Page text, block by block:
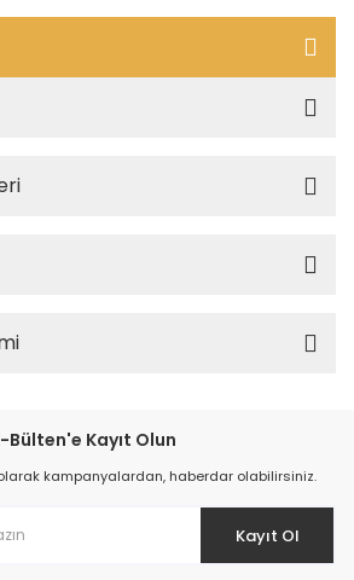
Bülten'e Kayıt Olun
kampanyalardan, haberdar olabilirsiniz.
Kayıt Ol